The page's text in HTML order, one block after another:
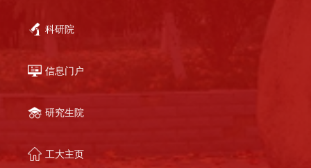
科研院
信息门户
研究生院
工大主页